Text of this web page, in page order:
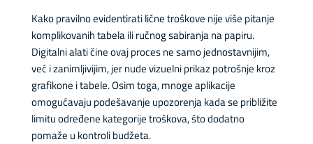
Kako pravilno evidentirati lične troškove nije više pitanje
komplikovanih tabela ili ručnog sabiranja na papiru.
Digitalni alati čine ovaj proces ne samo jednostavnijim,
već i zanimljivijim, jer nude vizuelni prikaz potrošnje kroz
grafikone i tabele. Osim toga, mnoge aplikacije
omogućavaju podešavanje upozorenja kada se približite
limitu određene kategorije troškova, što dodatno
pomaže u kontroli budžeta.